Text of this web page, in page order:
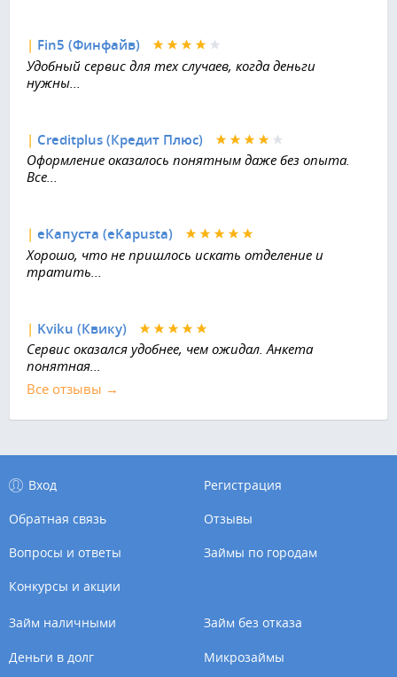
| Fin5 (Финфайв)
Удобный сервис для тех случаев, когда деньги
нужны...
| Creditplus (Кредит Плюс)
Оформление оказалось понятным даже без опыта.
Все...
| еКапуста (eKapusta)
Хорошо, что не пришлось искать отделение и
тратить...
| Kviku (Квику)
Сервис оказался удобнее, чем ожидал. Анкета
понятная...
Все отзывы →
Вход
Регистрация
Обратная связь
Отзывы
Вопросы и ответы
Займы по городам
Конкурсы и акции
Займ наличными Займ без отказа
Деньги в долг Микрозаймы